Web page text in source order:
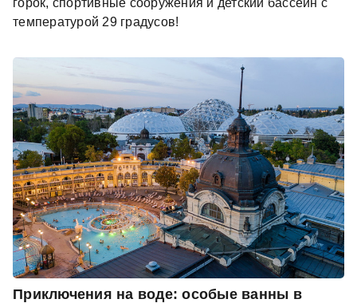
горок, спортивные сооружения и детский бассейн с
температурой 29 градусов!
Приключения на воде: особые ванны в